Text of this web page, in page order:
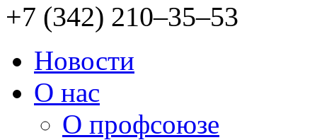
+7 (342) 210‒35‒53
Новости
О нас
О профсоюзе